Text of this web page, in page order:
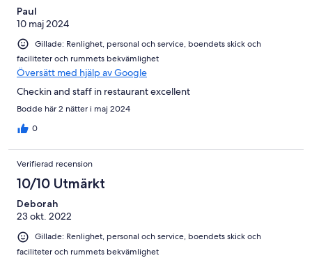
Paul
10 maj 2024
Gillade: Renlighet, personal och service, boendets skick och
faciliteter och rummets bekvämlighet
Översätt med hjälp av Google
Checkin and staff in restaurant excellent
Bodde här 2 nätter i maj 2024
0
Verifierad recension
10/10 Utmärkt
Deborah
23 okt. 2022
Gillade: Renlighet, personal och service, boendets skick och
faciliteter och rummets bekvämlighet